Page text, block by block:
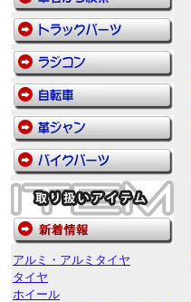
アルミ・アルミタイヤ
タイヤ
ホイール